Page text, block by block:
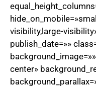
visibility,large-
publish_date=»»
center»